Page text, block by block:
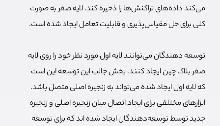
می‌کند داده‌های تراکنش‌ها را ذخیره کند. لایه صفر به صورت
کلی برای حل مقیاس‌پذیری و قابلیت تعامل ایجاد شده است.
توسعه دهندگان می‌توانند لایه اول مورد نظر خود را روی لایه
صفر بلاک چین ایجاد کنند. بخش جالب این توسعه این است
که لایه اول ایجاد شده می‌تواند به زنجیره اصلی متصل باشد.
ابزارهای مختلفی برای ایجاد اتصال میان زنجیره اصلی و زنجیره
جدید توسط توسعه‌دهندگان ایجاد شده اند که برای توسعه